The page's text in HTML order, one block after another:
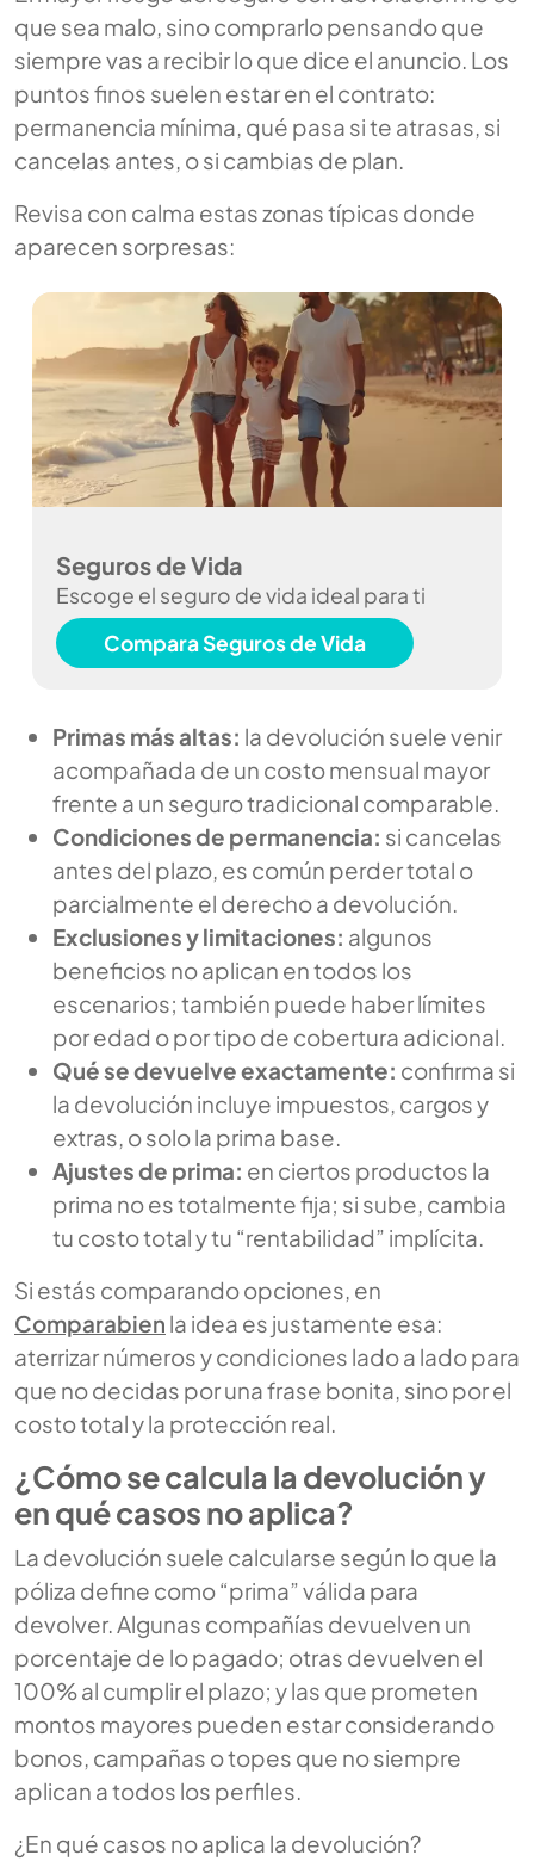
que sea malo, sino comprarlo pensando que
siempre vas a recibir lo que dice el anuncio. Los
puntos finos suelen estar en el contrato:
permanencia mínima, qué pasa si te atrasas, si
cancelas antes, o si cambias de plan.
Revisa con calma estas zonas típicas donde
aparecen sorpresas:
Seguros de Vida
Escoge el seguro de vida ideal para ti
Compara Seguros de Vida
Primas más altas: la devolución suele venir
acompañada de un costo mensual mayor
frente a un seguro tradicional comparable.
Condiciones de permanencia: si cancelas
antes del plazo, es común perder total o
parcialmente el derecho a devolución.
Exclusiones y limitaciones: algunos
beneficios no aplican en todos los
escenarios; también puede haber límites
por edad o por tipo de cobertura adicional.
Qué se devuelve exactamente: confirma si
la devolución incluye impuestos, cargos y
extras, o solo la prima base.
Ajustes de prima: en ciertos productos la
prima no es totalmente fija; si sube, cambia
tu costo total y tu “rentabilidad” implícita.
Si estás comparando opciones, en
Comparabien la idea es justamente esa:
aterrizar números y condiciones lado a lado para
que no decidas por una frase bonita, sino por el
costo total y la protección real.
¿Cómo se calcula la devolución y
en qué casos no aplica?
La devolución suele calcularse según lo que la
póliza define como “prima” válida para
devolver. Algunas compañías devuelven un
porcentaje de lo pagado; otras devuelven el
100% al cumplir el plazo; y las que prometen
montos mayores pueden estar considerando
bonos, campañas o topes que no siempre
aplican a todos los perfiles.
¿En qué casos no aplica la devolución?